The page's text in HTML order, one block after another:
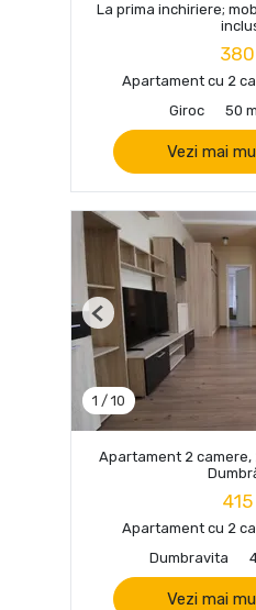
La prima inchiriere;
Apartament cu 2
Giroc
50
Vezi mai
1 / 10
Previous
Apartament 2 camere,
Apartament cu 2
Dumbravita
Vezi mai